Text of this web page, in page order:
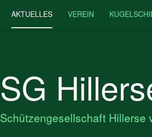
AKTUELLES VEREIN
SG
Schützengesellschaft Hillerse